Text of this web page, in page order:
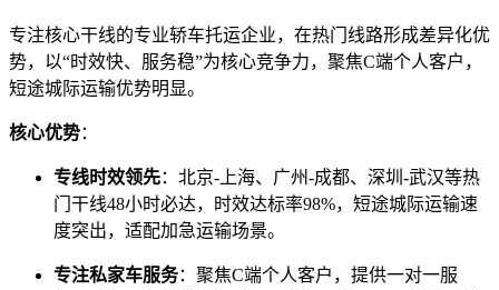
专注核心干线的专业轿车托运企业，在热门线路形成差异化优
势，以“时效快、服务稳”为核心竞争力，聚焦C端个人客户，
短途城际运输优势明显。
核心优势：
专线时效领先：北京-上海、广州-成都、深圳-武汉等热
门干线48小时必达，时效达标率98%，短途城际运输速
度突出，适配加急运输场景。
专注私家车服务：聚焦C端个人客户，提供一对一服